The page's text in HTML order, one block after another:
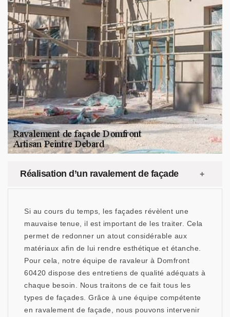
Réalisation d’un ravalement de façade
Si au cours du temps, les façades révèlent une
mauvaise tenue, il est important de les traiter. Cela
permet de redonner un atout considérable aux
matériaux afin de lui rendre esthétique et étanche.
Pour cela, notre équipe de ravaleur à Domfront
60420 dispose des entretiens de qualité adéquats à
chaque besoin. Nous traitons de ce fait tous les
types de façades. Grâce à une équipe compétente
en ravalement de façade, nous pouvons intervenir